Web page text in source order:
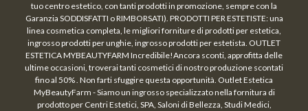
tuo centro estetico, con tanti prodotti in promozione, sempre con la
Garanzia SODDISFATTI o RIMBORSATI). PRODOTTI PER ESTETISTE: una
linea cosmetica completa, le migliori forniture di prodotti per estetica,
ingrosso prodotti per unghie, ingrosso prodotti per estetista. OUTLET
ESTETICA MYBEAUTYFARM Incredibile!Ancora sconti, approfitta delle
ultime occasioni, troverai tanti cosmetici di nostro produzione scontati
fino al 50% . Non farti sfuggire questa opportunità. Outlet Estetica
MyBeautyFarm - Siamo un ingrosso specializzato nella fornitura di
prodotto per Centri Estetici, SPA, Saloni di Bellezza, Studi Medici,